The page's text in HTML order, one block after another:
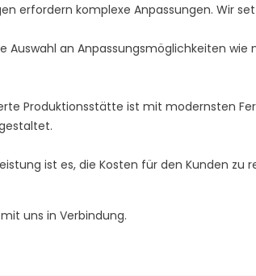
erfordern komplexe Anpassungen. Wir
Auswahl an Anpassungsmöglichkeiten
Produktionsstätte ist mit modernsten
ist es, die Kosten für den Kunden
uns in Verbindung.